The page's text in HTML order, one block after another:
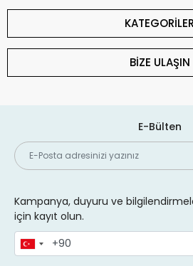
KATEGORİLER
BİZE ULAŞIN
E-Bülten
Kampanya, duyuru ve
için kayıt olun.